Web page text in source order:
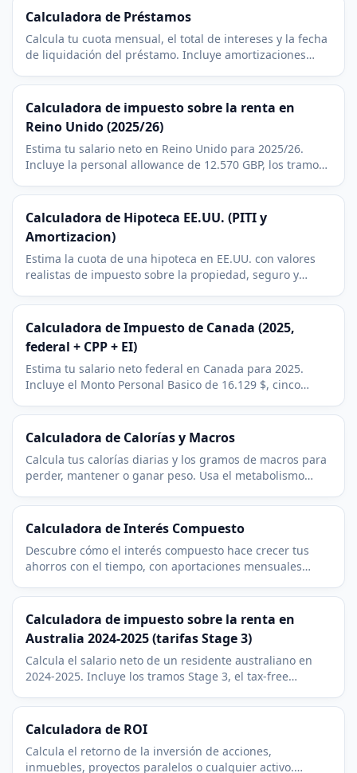
Calculadora de Préstamos
Calcula tu cuota mensual, el total de intereses y la fecha
de liquidación del préstamo. Incluye amortizaciones
Calculadora de impuesto sobre la renta en
Reino Unido (2025/26)
Estima tu salario neto en Reino Unido para 2025/26.
Incluye la personal allowance de 12.570 GBP, los tramos
National Insurance Clase 1.
Calculadora de Hipoteca EE.UU. (PITI y
Amortizacion)
Estima la cuota de una hipoteca en EE.UU. con valores
realistas de impuesto sobre la propiedad, seguro y
completa.
Calculadora de Impuesto de Canada (2025,
federal + CPP + EI)
Estima tu salario neto federal en Canada para 2025.
Incluye el Monto Personal Basico de 16.129 $, cinco
desempleo (EI).
Calculadora de Calorías y Macros
Calcula tus calorías diarias y los gramos de macros para
perder, mantener o ganar peso. Usa el metabolismo
Calculadora de Interés Compuesto
Descubre cómo el interés compuesto hace crecer tus
ahorros con el tiempo, con aportaciones mensuales
Calculadora de impuesto sobre la renta en
Australia 2024-2025 (tarifas Stage 3)
Calcula el salario neto de un residente australiano en
2024-2025. Incluye los tramos Stage 3, el tax-free
Calculadora de ROI
Calcula el retorno de la inversión de acciones,
inmuebles, proyectos paralelos o cualquier activo.